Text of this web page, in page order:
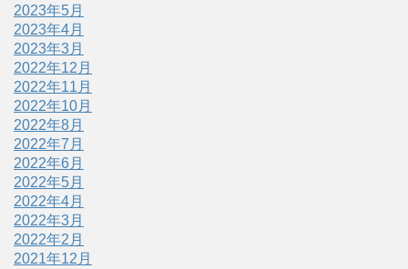
2023年5月
2023年4月
2023年3月
2022年12月
2022年11月
2022年10月
2022年8月
2022年7月
2022年6月
2022年5月
2022年4月
2022年3月
2022年2月
2021年12月